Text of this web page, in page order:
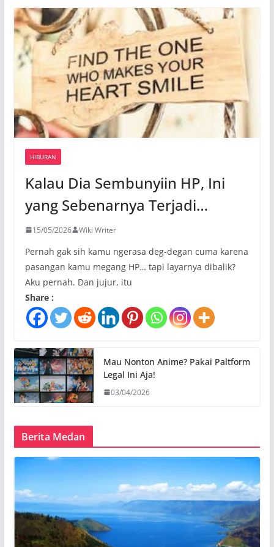
HIBURAN
Kalau Dia Sembunyiin HP, Ini
yang Sebenarnya Terjadi…
15/05/2026 Wiki Writer
Pernah gak sih kamu ngerasa deg-degan cuma karena
pasangan kamu megang HP… tapi layarnya dibalik?
Aku pernah. Dan jujur, itu
Share :
Mau Nonton Anime? Pakai Paltform
Legal Ini Aja!
03/04/2026
Berita Medan